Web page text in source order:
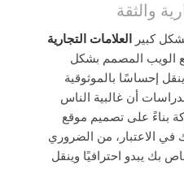
والثقة
كبير
العلامات التجارية
الويب المصمم بشكل
إحساسًا بالموثوقية
أن غالبية الناس
بناءً على تصميم موقع
في الاعتبار، من الضروري
بك يبدو احترافيًا وينقل